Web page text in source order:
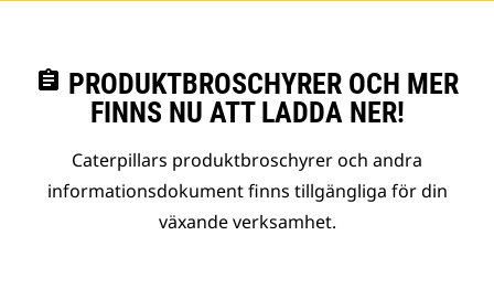
assignment PRODUKTBROSCHYRER OCH MER
FINNS NU ATT LADDA NER!
Caterpillars produktbroschyrer och andra
informationsdokument finns tillgängliga för din
växande verksamhet.